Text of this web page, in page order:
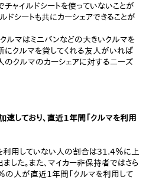
チャイルドシートを使っていないことが
ドシートも共にカーシェアできることが
ルマはミニバンなどの大きいクルマを
にクルマを貸してくれる友人がいれば
のクルマのカーシェアに対するニーズ
しており、直近1年間「クルマを利用
用していない人の割合は31.4％に上
した。また、マイカー非保持者ではさら
人が直近1年間「クルマを利用して